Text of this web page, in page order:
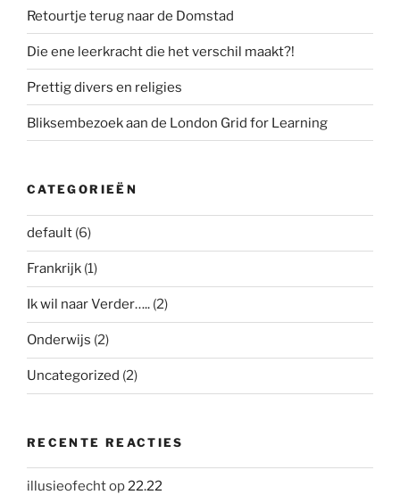
Retourtje terug naar de Domstad
Die ene leerkracht die het verschil maakt?!
Prettig divers en religies
Bliksembezoek aan de London Grid for Learning
CATEGORIEËN
default (6)
Frankrijk (1)
Ik wil naar Verder….. (2)
Onderwijs (2)
Uncategorized (2)
RECENTE REACTIES
illusieofechtop22.22